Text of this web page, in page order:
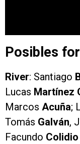
Posibles
River: Santiago
Lucas Martínez
Marcos Acuña;
Tomás Galván,
Facundo Colidio